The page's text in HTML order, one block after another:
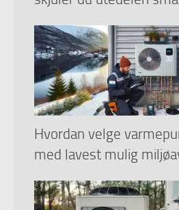
Hvordan velge
med lavest mulig